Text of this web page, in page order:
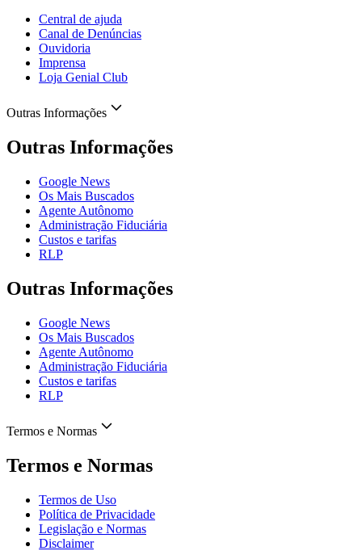
Central de ajuda
Canal de Denúncias
Ouvidoria
Imprensa
Loja Genial Club
Outras Informações
Outras Informações
Google News
Os Mais Buscados
Agente Autônomo
Administração Fiduciária
Custos e tarifas
RLP
Outras Informações
Google News
Os Mais Buscados
Agente Autônomo
Administração Fiduciária
Custos e tarifas
RLP
Termos e Normas
Termos e Normas
Termos de Uso
Política de Privacidade
Legislação e Normas
Disclaimer